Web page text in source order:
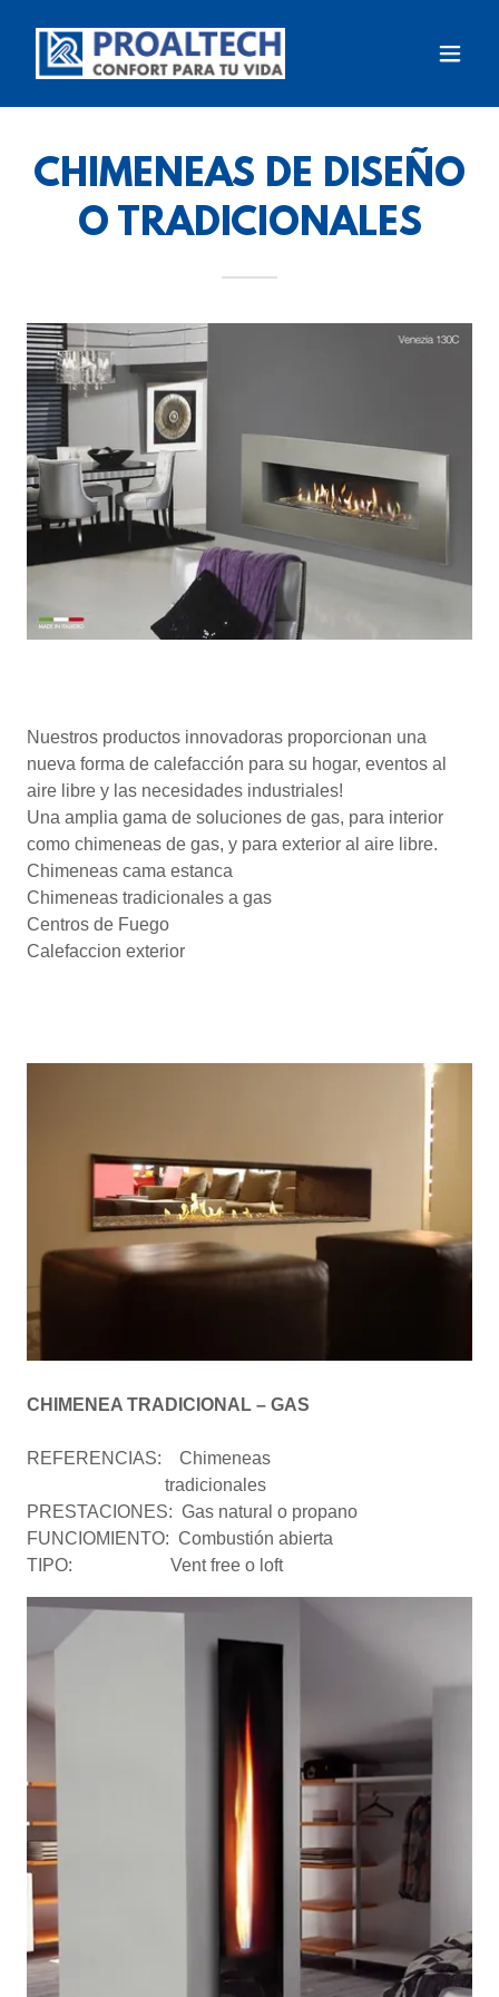
CHIMENEAS DE DISEÑO
O TRADICIONALES
Nuestros productos innovadoras proporcionan una
nueva forma de calefacción para su hogar, eventos al
aire libre y las necesidades industriales!
Una amplia gama de soluciones de gas, para interior
como chimeneas de gas, y para exterior al aire libre.
Chimeneas cama estanca
Chimeneas tradicionales a gas
Centros de Fuego
Calefaccion exterior
CHIMENEA TRADICIONAL – GAS
REFERENCIAS: Chimeneas
tradicionales
PRESTACIONES: Gas natural o propano
FUNCIOMIENTO: Combustión abierta
TIPO: Vent free o loft